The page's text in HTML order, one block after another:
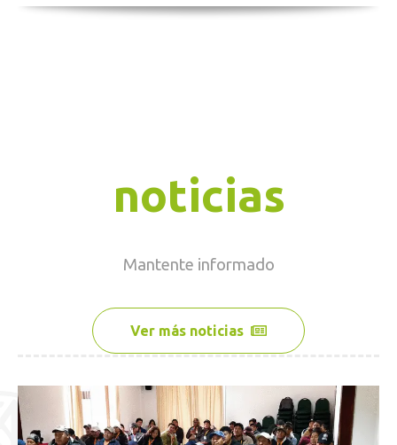
noticias
Mantente informado
Ver más noticias